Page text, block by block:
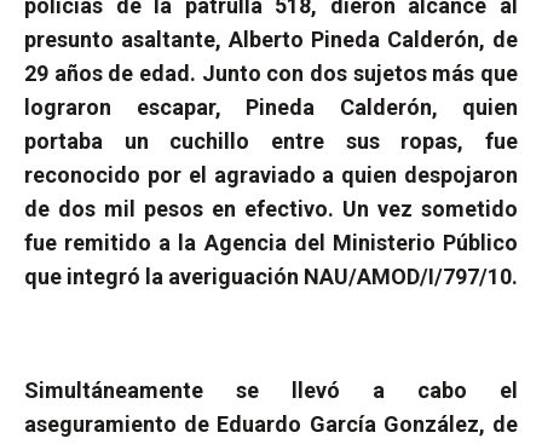
policías de la patrulla 518, dieron alcance al
presunto asaltante, Alberto Pineda Calderón, de
29 años de edad. Junto con dos sujetos más que
lograron escapar, Pineda Calderón, quien
portaba un cuchillo entre sus ropas, fue
reconocido por el agraviado a quien despojaron
de dos mil pesos en efectivo. Un vez sometido
fue remitido a la Agencia del Ministerio Público
que integró la averiguación NAU/AMOD/I/797/10.
Simultáneamente se llevó a cabo el
aseguramiento de Eduardo García González, de